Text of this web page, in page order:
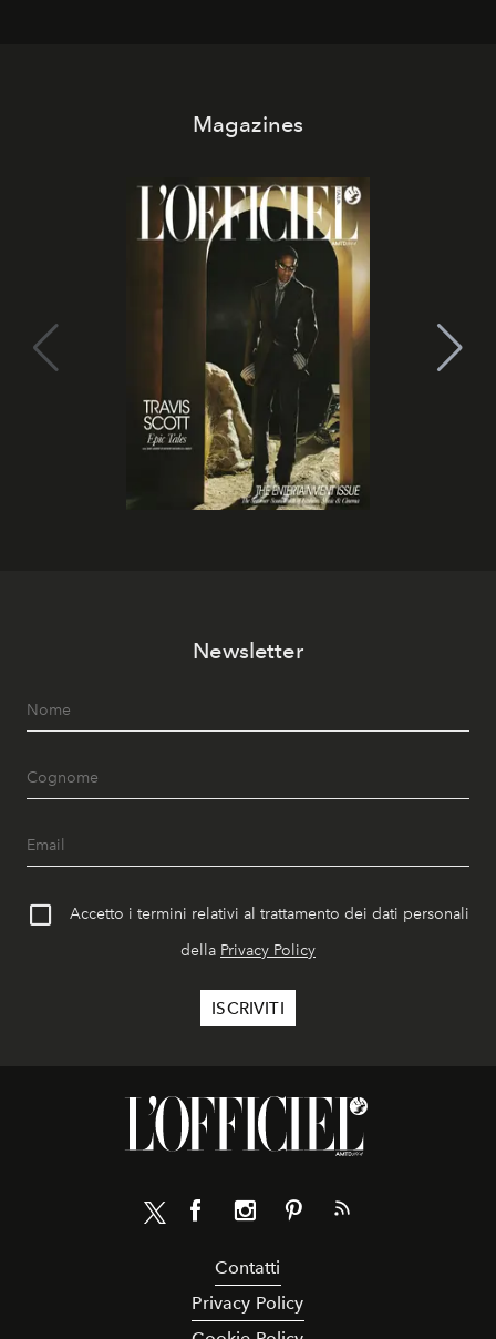
Magazines
Newsletter
Accetto i termini relativi al trattamento dei dati personali
della Privacy Policy
Contatti
Privacy Policy